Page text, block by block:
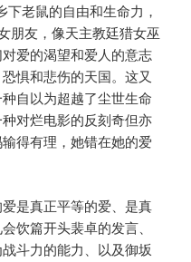
老鼠的自由和生命力，
朋友，像天主教廷猎女巫
爱的渴望和爱人的意志
惧和悲伤的天国。这又
自以为超越了尘世生命
对烂电影的反刻奇但亦
得有理，她错在她的爱
是真正平等的爱、是真
饮篇开头裴卓的发言、
斗力的能力、以及御坂